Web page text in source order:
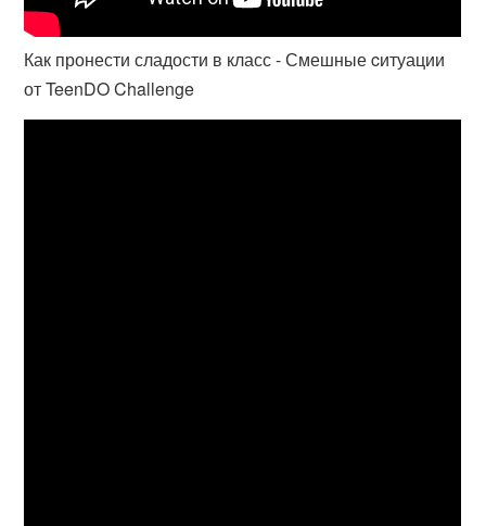
Как пронести сладости в класс - Смешные cитуации
от TeenDO Challenge